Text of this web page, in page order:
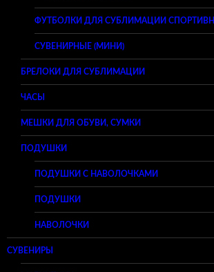
ФУТБОЛКИ ДЛЯ СУБЛИМАЦИИ
СУВЕНИРНЫЕ (МИНИ)
БРЕЛОКИ ДЛЯ СУБЛИМАЦИИ
ЧАСЫ
МЕШКИ ДЛЯ ОБУВИ, СУМКИ
ПОДУШКИ
ПОДУШКИ С НАВОЛОЧКАМИ
ПОДУШКИ
НАВОЛОЧКИ
СУВЕНИРЫ